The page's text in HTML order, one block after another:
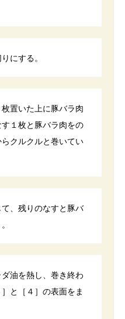
にする。
枚置いた上に豚バラ肉
１枚と豚バラ肉をの
クルクルと巻いてい
て、残りのなすと豚バ
油を熱し、巻き終わ
と［４］の表面をま